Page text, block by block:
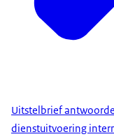
Uitstelbrief
dienstuitvoering